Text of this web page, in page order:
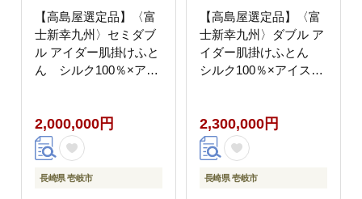
【高島屋選定品】〈富
士新幸九州〉セミダブ
ル アイダー肌掛けふと
ん シルク100％×アイ
ダウンケット 布団 クー
ル寝具 オールシーズン
対応 羽毛布団 肌掛け布
団 国産 日本製
2,000,000円
長崎県 壱岐市
【高島屋選定品】〈富
士新幸九州〉ダブル ア
イダー肌掛けふとん
シルク100％×アイスラ
ウンケット 布団 クール
寝具 オールシーズン対
応 羽毛布団 肌掛け布団
国産 日本製 [JFJ061]
2,300,000円
長崎県 壱岐市